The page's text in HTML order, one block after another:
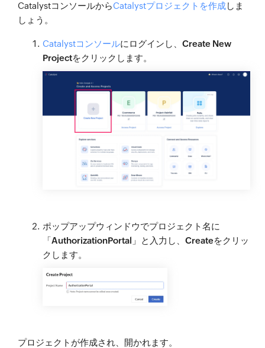
CatalystコンソールからCatalystプロジェクトを作成しま
しょう。
Catalystコンソールにログインし、 Create New
Projectをクリックします。
ポップアップウィンドウでプロジェクト名に
「AuthorizationPortal 」と入力し、 Createをクリッ
クします。
プロジェクトが作成され、開かれます。